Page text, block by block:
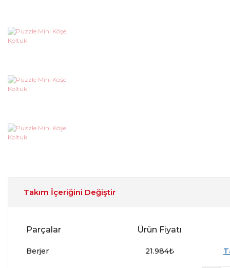
Takım İçeriğini Değiştir
Parçalar Ürün Fiyatı
Berjer 21.984₺